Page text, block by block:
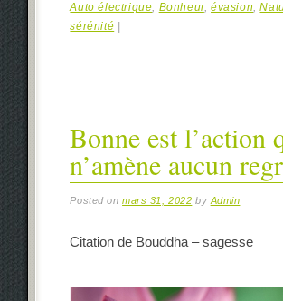
Auto électrique, Bonheur,évasion,
sérénité
Bonne est l’action
n’amène aucun
Posted onmars 31, 2022 by Admin
Citation de Bouddha – sagesse